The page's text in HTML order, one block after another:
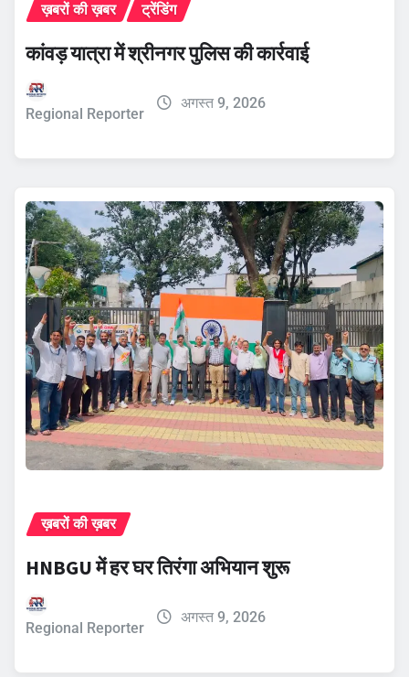
ख़बरों की ख़बर ट्रेंडिंग
कांवड़ यात्रा में श्रीनगर पुलिस की कार्रवाई
Regional Reporter
अगस्त 9, 2026
ख़बरों की ख़बर
HNBGU में हर घर तिरंगा अभियान शुरू
Regional Reporter
अगस्त 9, 2026